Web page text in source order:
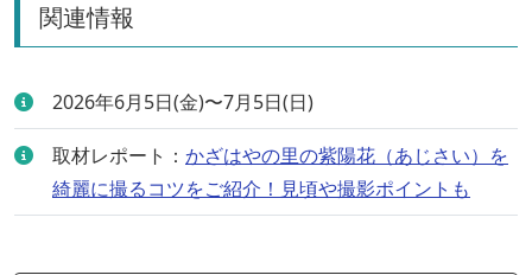
関連情報
2026年6月5日(金)〜7月5日(日)
取材レポート： かざはやの里の紫陽花（あじさい）を
綺麗に撮るコツをご紹介！見頃や撮影ポイントも